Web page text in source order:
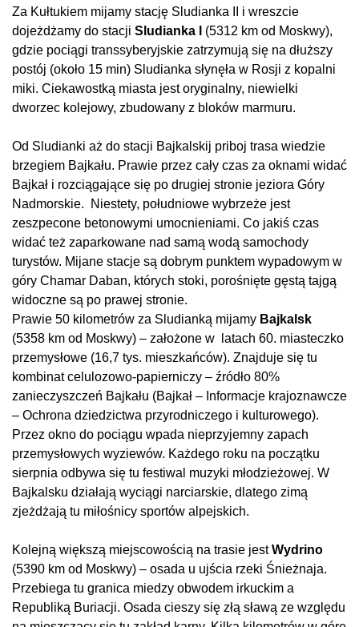
Za Kułtukiem mijamy stację Sludianka II i wreszcie
dojeżdżamy do stacji Sludianka I
(5312 km od Moskwy),
gdzie pociągi transsyberyjskie zatrzymują się na dłuższy
postój (około 15 min) Sludianka słynęła w Rosji z kopalni
miki. Ciekawostką miasta jest oryginalny, niewielki
dworzec kolejowy, zbudowany z bloków marmuru.
Od Sludianki aż do stacji Bajkalskij priboj trasa wiedzie
brzegiem Bajkału. Prawie przez cały czas za oknami widać
Bajkał i rozciągające się po drugiej stronie jeziora Góry
Nadmorskie.
Niestety, południowe wybrzeże jest
zeszpecone betonowymi umocnieniami. Co jakiś czas
widać też zaparkowane nad samą wodą samochody
turystów. Mijane stacje są dobrym punktem wypadowym w
góry Chamar Daban, których stoki, porośnięte gęstą tajgą
widoczne są po prawej stronie.
Prawie 50 kilometrów za Sludianką mijamy Bajkalsk
(5358 km od Moskwy) – założone w
latach 60. miasteczko
przemysłowe (16,7 tys. mieszkańców). Znajduje się tu
kombinat celulozowo-papierniczy – źródło 80%
zanieczyszczeń Bajkału (Bajkał – Informacje krajoznawcze
– Ochrona dziedzictwa przyrodniczego i kulturowego).
Przez okno do pociągu wpada nieprzyjemny zapach
przemysłowych wyziewów. Każdego roku na początku
sierpnia odbywa się tu festiwal muzyki młodzieżowej. W
Bajkalsku działają wyciągi narciarskie, dlatego zimą
zjeżdżają tu miłośnicy sportów alpejskich.
Kolejną większą miejscowością na trasie jestWydrino
(5390 km od Moskwy) – osada u ujścia rzeki Śnieżnaja.
Przebiega tu granica miedzy obwodem irkuckim a
Republiką Buriacji. Osada cieszy się złą sławą ze względu